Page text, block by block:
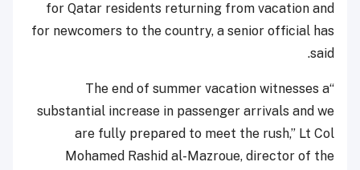
for Qatar residents returning from vacation and
for newcomers to the country, a senior official has
said.
“The end of summer vacation witnesses a
substantial increase in passenger arrivals and we
are fully prepared to meet the rush,” Lt Col
Mohamed Rashid al-Mazroue, director of the